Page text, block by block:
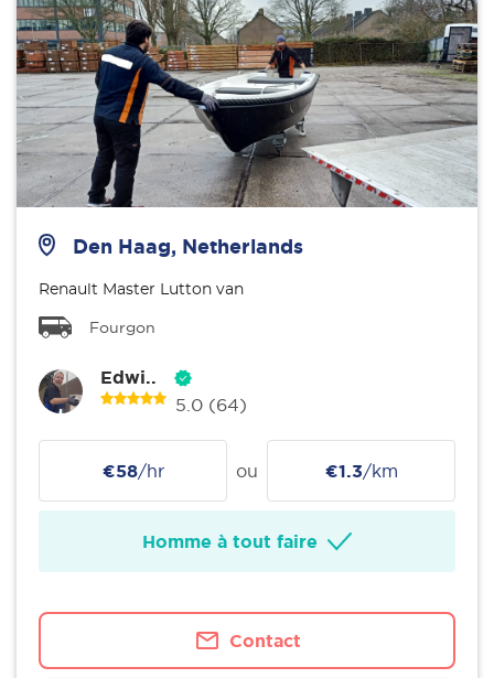
Den Haag, Netherlands
Renault Master Lutton van
Fourgon
Edwi..
5.0 (64)
€58/hr ou €1.3/km
Homme à tout faire
Contact